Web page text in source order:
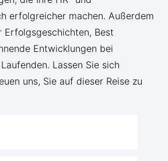
erfolgreicher machen. Außerdem
Erfolgsgeschichten, Best
Entwicklungen bei
Lassen Sie sich
uns, Sie auf dieser Reise zu